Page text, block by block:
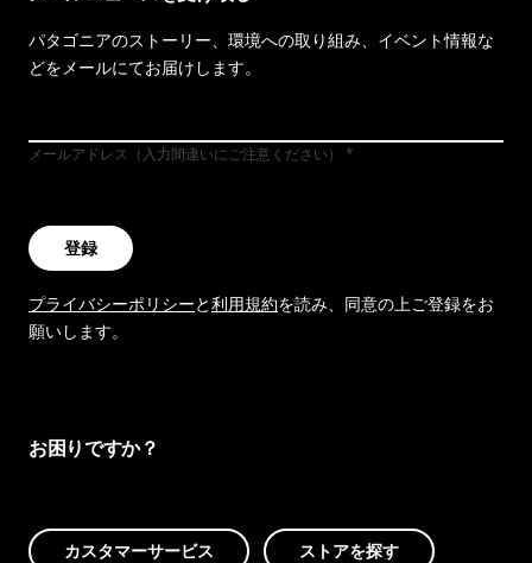
パタゴニアのストーリー、環境への取り組み、イベント情報な
どをメールにてお届けします。
メールアドレス（入力間違いにご注意ください）
登録
プライバシーポリシーと利用規約を読み、同意の上ご登録をお
願いします。
お困りですか？
カスタマーサービス ストアを探す